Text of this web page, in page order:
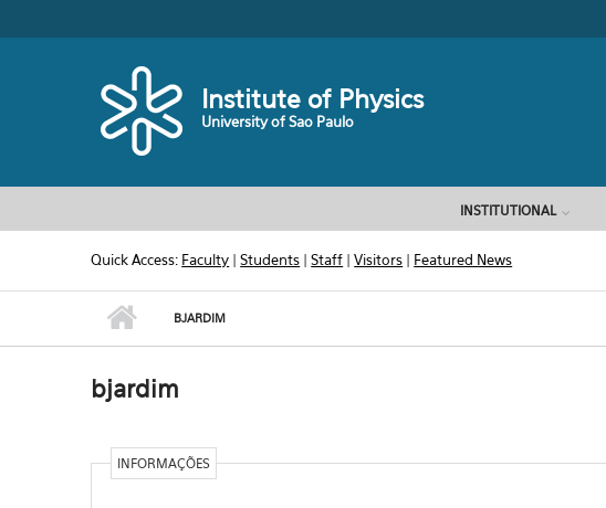
Institute of Physics
University of Sao Paulo
INSTITUTIONAL
Quick Access: Faculty |Students |Staff |Visitors | Featured News
BJARDIM
bjardim
INFORMAÇÕES